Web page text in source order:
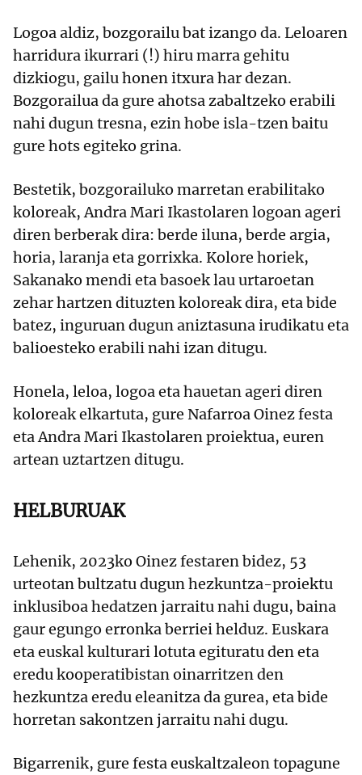
Logoa aldiz, bozgorailu bat izango da. Leloaren
harridura ikurrari (!) hiru marra gehitu
dizkiogu, gailu honen itxura har dezan.
Bozgorailua da gure ahotsa zabaltzeko erabili
nahi dugun tresna, ezin hobe isla-tzen baitu
gure hots egiteko grina.
Bestetik, bozgorailuko marretan erabilitako
koloreak, Andra Mari Ikastolaren logoan ageri
diren berberak dira: berde iluna, berde argia,
horia, laranja eta gorrixka. Kolore horiek,
Sakanako mendi eta basoek lau urtaroetan
zehar hartzen dituzten koloreak dira, eta bide
batez, inguruan dugun aniztasuna irudikatu eta
balioesteko erabili nahi izan ditugu.
Honela, leloa, logoa eta hauetan ageri diren
koloreak elkartuta, gure Nafarroa Oinez festa
eta Andra Mari Ikastolaren proiektua, euren
artean uztartzen ditugu.
HELBURUAK
Lehenik, 2023ko Oinez festaren bidez, 53
urteotan bultzatu dugun hezkuntza-proiektu
inklusiboa hedatzen jarraitu nahi dugu, baina
gaur egungo erronka berriei helduz. Euskara
eta euskal kulturari lotuta egituratu den eta
eredu kooperatibistan oinarritzen den
hezkuntza eredu eleanitza da gurea, eta bide
horretan sakontzen jarraitu nahi dugu.
Bigarrenik, gure festa euskaltzaleon topagune